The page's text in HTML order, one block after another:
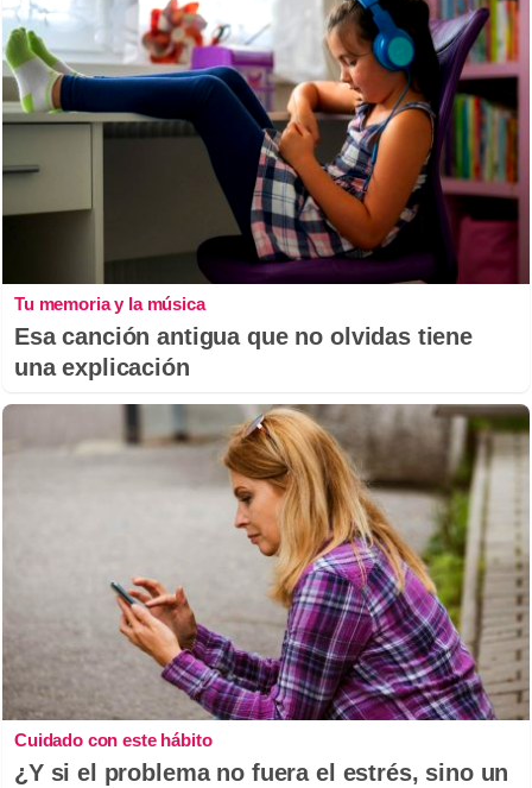
Tu memoria y la música
Esa canción antigua que no olvidas tiene
una explicación
Cuidado con este hábito
¿Y si el problema no fuera el estrés, sino un